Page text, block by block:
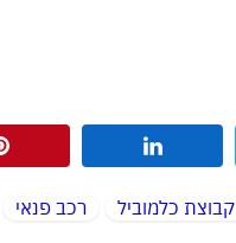
קבוצת כלמוביל רכב פנאי